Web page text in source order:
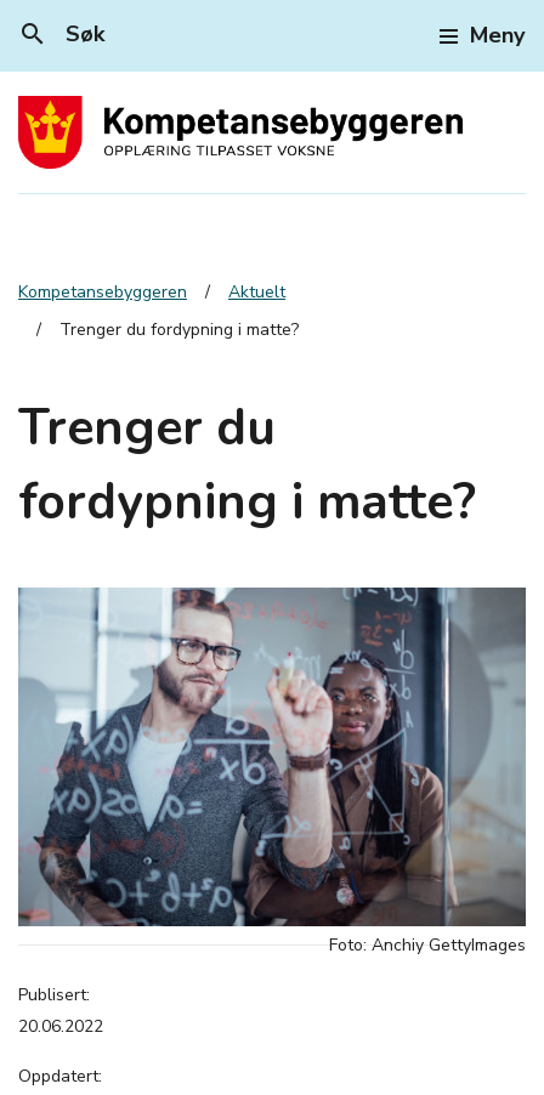
search Søk Meny
Kompetansebyggeren
Aktuelt
Trenger du fordypning i matte?
Trenger du
fordypning i matte?
Foto: Anchiy GettyImages
Publisert:
20.06.2022
Oppdatert: